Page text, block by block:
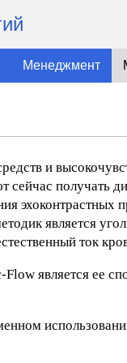
Менеджмент
и
получать
является
ток
является ее